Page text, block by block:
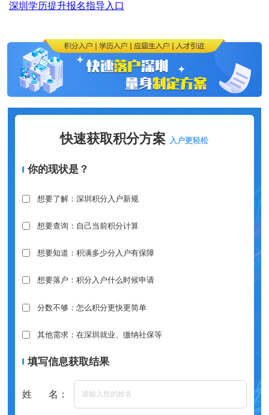
深圳学历提升报名指导入口
快速获取积分方案 入户更轻松
你的现状是？
想要了解：深圳积分入户新规
想要查询：自己当前积分计算
想要知道：积满多少分入户有保障
想要落户：积分入户什么时候申请
分数不够：怎么积分更快更简单
其他需求：在深圳就业、缴纳社保等
填写信息获取结果
姓 名：